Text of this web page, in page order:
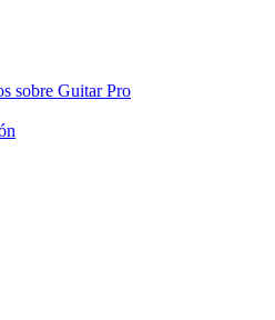
sobre Guitar Pro